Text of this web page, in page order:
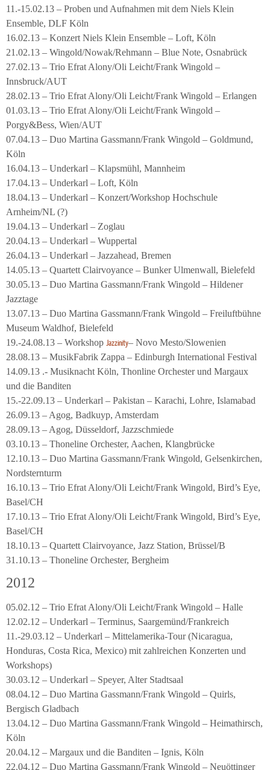
11.-15.02.13 – Proben und Aufnahmen mit dem Niels Klein
Ensemble, DLF Köln
16.02.13 – Konzert Niels Klein Ensemble – Loft, Köln
21.02.13 – Wingold/Nowak/Rehmann – Blue Note, Osnabrück
27.02.13 – Trio Efrat Alony/Oli Leicht/Frank Wingold –
Innsbruck/AUT
28.02.13 – Trio Efrat Alony/Oli Leicht/Frank Wingold – Erlangen
01.03.13 – Trio Efrat Alony/Oli Leicht/Frank Wingold –
Porgy&Bess, Wien/AUT
07.04.13 – Duo Martina Gassmann/Frank Wingold – Goldmund,
Köln
16.04.13 – Underkarl – Klapsmühl, Mannheim
17.04.13 – Underkarl – Loft, Köln
18.04.13 – Underkarl – Konzert/Workshop Hochschule
Arnheim/NL (?)
19.04.13 – Underkarl – Zoglau
20.04.13 – Underkarl – Wuppertal
26.04.13 – Underkarl – Jazzahead, Bremen
14.05.13 – Quartett Clairvoyance – Bunker Ulmenwall, Bielefeld
30.05.13 – Duo Martina Gassmann/Frank Wingold – Hildener
Jazztage
13.07.13 – Duo Martina Gassmann/Frank Wingold – Freiluftbühne
Museum Waldhof, Bielefeld
19.-24.08.13 – Workshop Jazzinity– Novo Mesto/Slowenien
28.08.13 – MusikFabrik Zappa – Edinburgh International Festival
14.09.13 .- Musiknacht Köln, Thonline Orchester und Margaux
und die Banditen
15.-22.09.13 – Underkarl – Pakistan – Karachi, Lohre, Islamabad
26.09.13 – Agog, Badkuyp, Amsterdam
28.09.13 – Agog, Düsseldorf, Jazzschmiede
03.10.13 – Thoneline Orchester, Aachen, Klangbrücke
12.10.13 – Duo Martina Gassmann/Frank Wingold, Gelsenkirchen,
Nordsternturm
16.10.13 – Trio Efrat Alony/Oli Leicht/Frank Wingold, Bird’s Eye,
Basel/CH
17.10.13 – Trio Efrat Alony/Oli Leicht/Frank Wingold, Bird’s Eye,
Basel/CH
18.10.13 – Quartett Clairvoyance, Jazz Station, Brüssel/B
31.10.13 – Thoneline Orchester, Bergheim
2012
05.02.12 – Trio Efrat Alony/Oli Leicht/Frank Wingold – Halle
12.02.12 – Underkarl – Terminus, Saargemünd/Frankreich
11.-29.03.12 – Underkarl – Mittelamerika-Tour (Nicaragua,
Honduras, Costa Rica, Mexico) mit zahlreichen Konzerten und
Workshops)
30.03.12 – Underkarl – Speyer, Alter Stadtsaal
08.04.12 – Duo Martina Gassmann/Frank Wingold – Quirls,
Bergisch Gladbach
13.04.12 – Duo Martina Gassmann/Frank Wingold – Heimathirsch,
Köln
20.04.12 – Margaux und die Banditen – Ignis, Köln
22.04.12 – Duo Martina Gassmann/Frank Wingold – Neuöttinger